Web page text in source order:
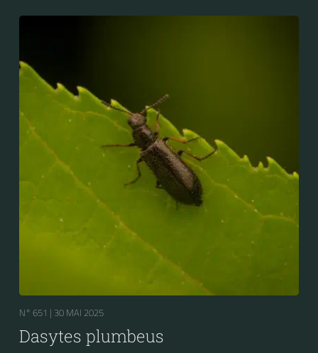
N° 651 | 30 MAI 2025
Dasytes plumbeus